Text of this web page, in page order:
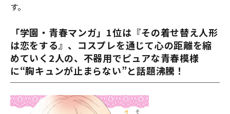
す。
「学園・青春マンガ」1位は『その着せ替え人形
は恋をする』、コスプレを通じて心の距離を縮
めていく2人の、不器用でピュアな青春模様
に“胸キュンが止まらない”と話題沸騰！